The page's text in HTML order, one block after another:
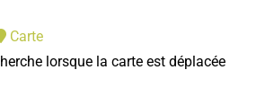
Carte
lorsque la carte est déplacée